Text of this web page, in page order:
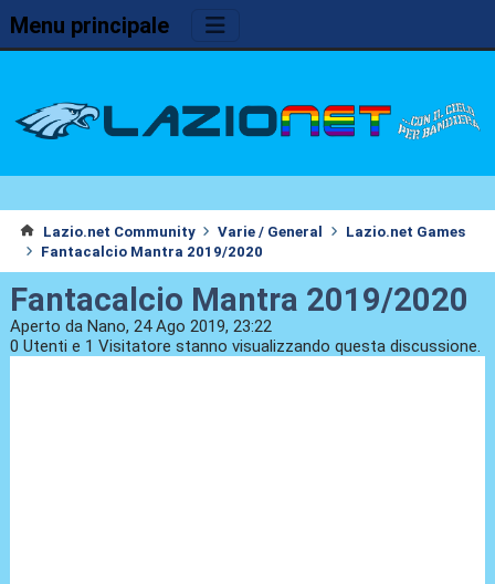
Menu principale
Lazio.net Community Varie / General
Lazio.net Games
Fantacalcio Mantra 2019/2020
Fantacalcio Mantra 2019/2020
Aperto da Nano, 24 Ago 2019, 23:22
0 Utenti e 1 Visitatore stanno visualizzando questa discussione.